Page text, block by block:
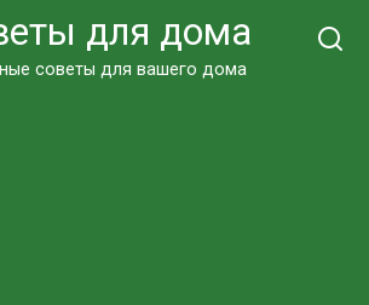
для дома
советы для вашего дома